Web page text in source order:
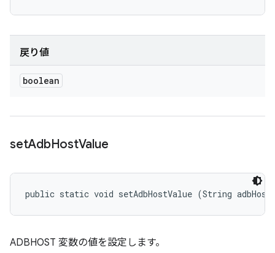
戻り値
boolean
setAdbHostValue
public static void setAdbHostValue (String
ADBHOST 変数の値を設定します。